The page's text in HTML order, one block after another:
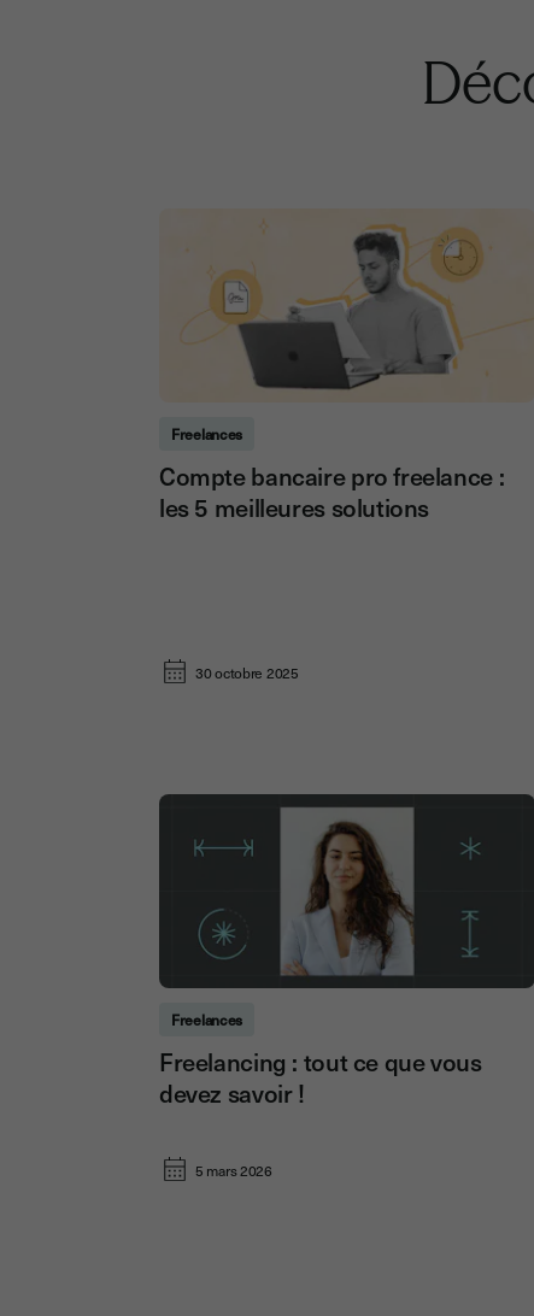
Freelances
Compte bancaire pro freelance :
les 5 meilleures solutions
30 octobre 2025
Freelances
Freelancing : tout ce que vous
devez savoir !
5 mars 2026